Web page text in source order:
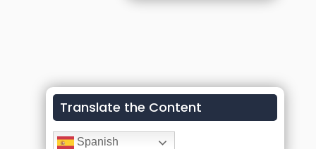
Translate the Content
Spanish